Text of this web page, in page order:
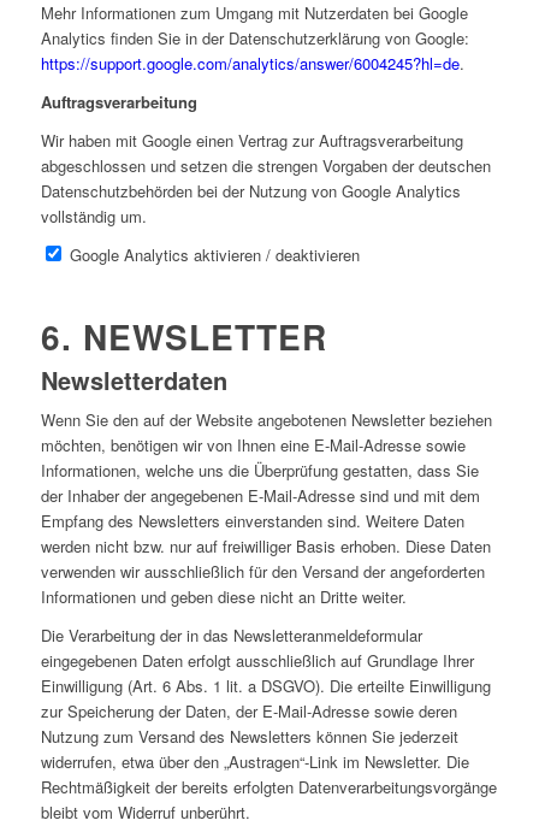
Mehr Informationen zum Umgang mit Nutzerdaten bei Google
Analytics finden Sie in der Datenschutzerklärung von Google:
https://support.google.com/analytics/answer/6004245?hl=de.
Auftragsverarbeitung
Wir haben mit Google einen Vertrag zur Auftragsverarbeitung
abgeschlossen und setzen die strengen Vorgaben der deutschen
Datenschutzbehörden bei der Nutzung von Google Analytics
vollständig um.
Google Analytics aktivieren / deaktivieren
6. NEWSLETTER
Newsletterdaten
Wenn Sie den auf der Website angebotenen Newsletter beziehen
möchten, benötigen wir von Ihnen eine E-Mail-Adresse sowie
Informationen, welche uns die Überprüfung gestatten, dass Sie
der Inhaber der angegebenen E-Mail-Adresse sind und mit dem
Empfang des Newsletters einverstanden sind. Weitere Daten
werden nicht bzw. nur auf freiwilliger Basis erhoben. Diese Daten
verwenden wir ausschließlich für den Versand der angeforderten
Informationen und geben diese nicht an Dritte weiter.
Die Verarbeitung der in das Newsletteranmeldeformular
eingegebenen Daten erfolgt ausschließlich auf Grundlage Ihrer
Einwilligung (Art. 6 Abs. 1 lit. a DSGVO). Die erteilte Einwilligung
zur Speicherung der Daten, der E-Mail-Adresse sowie deren
Nutzung zum Versand des Newsletters können Sie jederzeit
widerrufen, etwa über den „Austragen“-Link im Newsletter. Die
Rechtmäßigkeit der bereits erfolgten Datenverarbeitungsvorgänge
bleibt vom Widerruf unberührt.